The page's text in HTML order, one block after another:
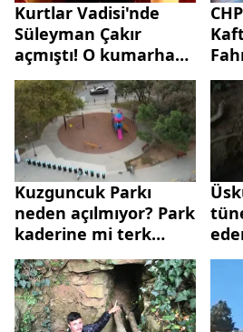
Kurtlar Vadisi'nde
Süleyman Çakır
açmıştı! O kumarhane
gerçek çıktı:
Mühürledi
flaş
Kuzguncuk Parkı
neden açılmıyor? Park
kaderine mi terk
edildi?